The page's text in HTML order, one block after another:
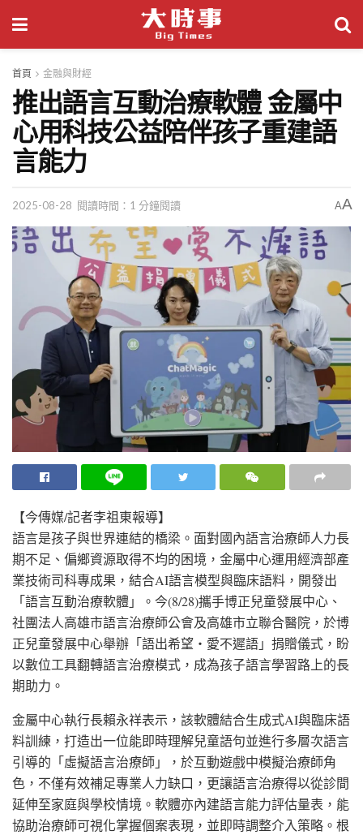
首頁 金融與財經
推出語言互動治療軟體 金屬中
心用科技公益陪伴孩子重建語
言能力
2025-08-28 閱讀時間：1 分鐘閱讀 AA
【今傳媒/記者李祖東報導】
語言是孩子與世界連結的橋梁。面對國內語言治療師人力長
期不足、偏鄉資源取得不均的困境，金屬中心運用經濟部產
業技術司科專成果，結合AI語言模型與臨床語料，開發出
「語言互動治療軟體」。今(8/28)攜手博正兒童發展中心、
社團法人高雄市語言治療師公會及高雄市立聯合醫院，於博
正兒童發展中心舉辦「語出希望・愛不遲語」捐贈儀式，盼
以數位工具翻轉語言治療模式，成為孩子語言學習路上的長
期助力。
金屬中心執行長賴永祥表示，該軟體結合生成式AI與臨床語
料訓練，打造出一位能即時理解兒童語句並進行多層次語言
引導的「虛擬語言治療師」，於互動遊戲中模擬治療師角
色，不僅有效補足專業人力缺口，更讓語言治療得以從診間
延伸至家庭與學校情境。軟體亦內建語言能力評估量表，能
協助治療師可視化掌握個案表現，並即時調整介入策略。根